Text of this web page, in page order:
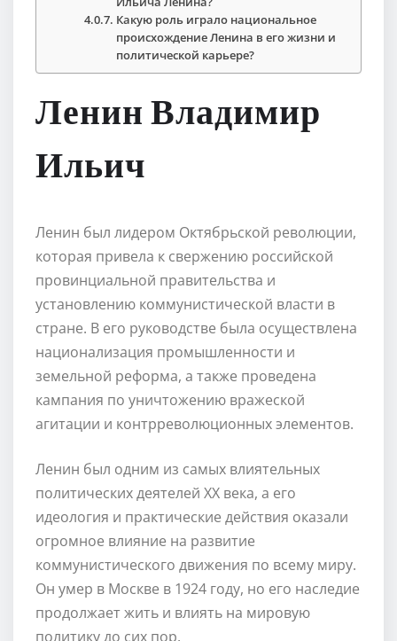
Какую роль играло национальное
происхождение Ленина в его жизни и
политической карьере?
Ленин Владимир
Ильич
Ленин был лидером Октябрьской революции,
которая привела к свержению российской
провинциальной правительства и
установлению коммунистической власти в
стране. В его руководстве была осуществлена
национализация промышленности и
земельной реформа, а также проведена
кампания по уничтожению вражеской
агитации и контрреволюционных элементов.
Ленин был одним из самых влиятельных
политических деятелей XX века, а его
идеология и практические действия оказали
огромное влияние на развитие
коммунистического движения по всему миру.
Он умер в Москве в 1924 году, но его наследие
продолжает жить и влиять на мировую
политику до сих пор.